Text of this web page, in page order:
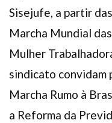
Sisejufe, a partir
Marcha Mundial
Mulher
sindicato convidam
Marcha Rumo à
a Reforma da